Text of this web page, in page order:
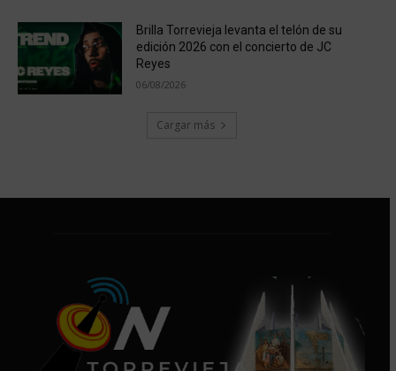
Brilla Torrevieja levanta el telón de su
edición 2026 con el concierto de JC
Reyes
06/08/2026
Cargar más